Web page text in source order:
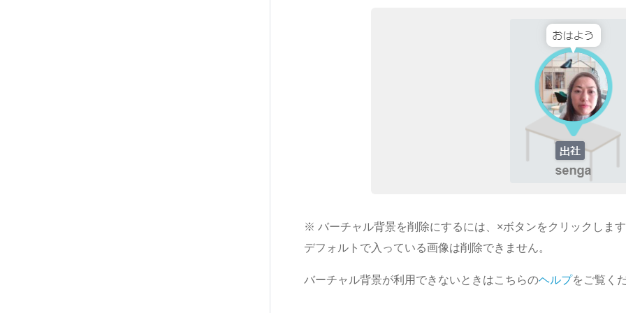
※ バーチャル背景を削除にするには、×ボタンをクリックします
デフォルトで入っている画像は削除できません。
バーチャル背景が利用できないときはこちらのヘルプをご覧く